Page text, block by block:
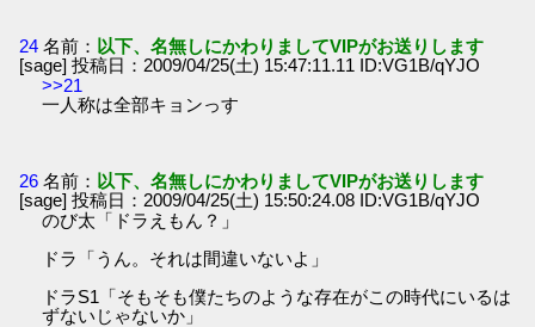
24 名前： 以下、名無しにかわりましてVIPがお送りします
[sage] 投稿日：2009/04/25(土) 15:47:11.11 ID:VG1B/qYJO
>>21
一人称は全部キョンっす
26 名前： 以下、名無しにかわりましてVIPがお送りします
[sage] 投稿日：2009/04/25(土) 15:50:24.08 ID:VG1B/qYJO
のび太「ドラえもん？」
ドラ「うん。それは間違いないよ」
ドラS1「そもそも僕たちのような存在がこの時代にいるは
ずないじゃないか」